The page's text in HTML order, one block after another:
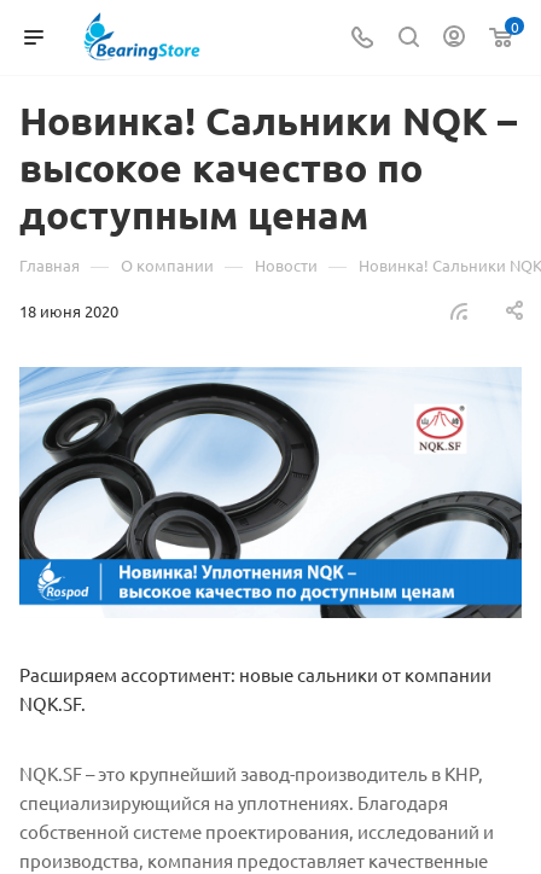
0
Новинка! Сальники NQK –
высокое качество по
доступным ценам
Главная — О компании — Новости — Новинка! Сальники
18 июня 2020
Расширяем ассортимент: новые сальники от компании
NQK.SF.
NQK.SF – это крупнейший завод-производитель в КНР,
специализирующийся на уплотнениях. Благодаря
собственной системе проектирования, исследований и
производства, компания предоставляет качественные